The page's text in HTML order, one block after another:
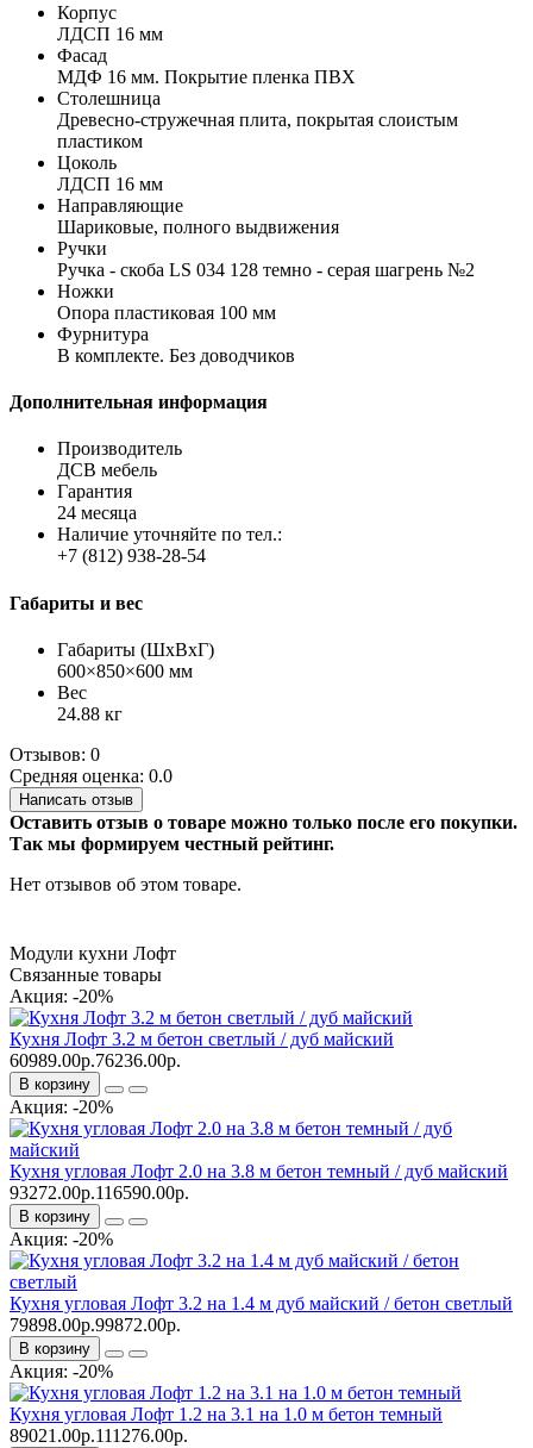
Корпус
ЛДСП 16 мм
Фасад
МДФ 16 мм. Покрытие пленка ПВХ
Столешница
Древесно-стружечная плита, покрытая слоистым
пластиком
Цоколь
ЛДСП 16 мм
Направляющие
Шариковые, полного выдвижения
Ручки
Ручка - скоба LS 034 128 темно - серая шагрень №2
Ножки
Опора пластиковая 100 мм
Фурнитура
В комплекте. Без доводчиков
Дополнительная информация
Производитель
ДСВ мебель
Гарантия
24 месяца
Наличие уточняйте по тел.:
+7 (812) 938-28-54
Габариты и вес
Габариты (ШхВхГ)
600×850×600 мм
Вес
24.88 кг
Отзывов: 0
Средняя оценка: 0.0
Написать отзыв
Оставить отзыв о товаре можно только после его покупки.
Так мы формируем честный рейтинг.
Нет отзывов об этом товаре.
Модули кухни Лофт
Связанные товары
Акция: -20%
Кухня Лофт 3.2 м бетон светлый / дуб майский
60989.00р.76236.00р.
В корзину
Акция: -20%
Кухня угловая Лофт 2.0 на 3.8 м бетон темный / дуб майский
93272.00р.116590.00р.
В корзину
Акция: -20%
Кухня угловая Лофт 3.2 на 1.4 м дуб майский / бетон светлый
79898.00р.99872.00р.
В корзину
Акция: -20%
Кухня угловая Лофт 1.2 на 3.1 на 1.0 м бетон темный
89021.00р.111276.00р.